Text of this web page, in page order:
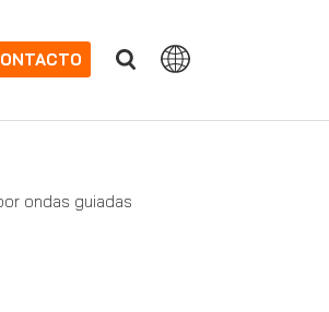
ondas guiadas